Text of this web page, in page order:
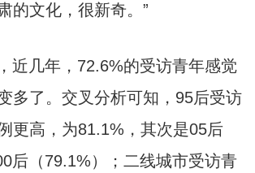
的文化，很新奇。”
近几年，72.6%的受访青年感觉
多了。交叉分析可知，95后受访
更高，为81.1%，其次是05后
后（79.1%）；二线城市受访青